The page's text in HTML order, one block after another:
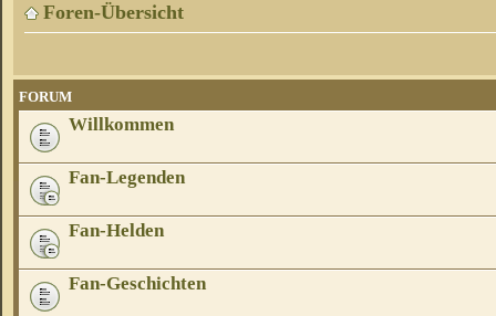
Foren-Übersicht
FORUM
Willkommen
Fan-Legenden
Fan-Helden
Fan-Geschichten